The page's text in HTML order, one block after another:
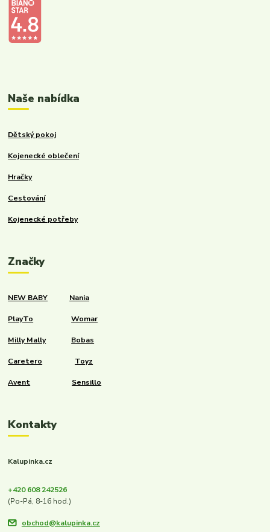
Naše nabídka
Dětský pokoj
Kojenecké oblečení
Hračky
Cestování
Kojenecké potřeby
Značky
NEW BABY Nania
PlayTo Womar
Milly Mally Bobas
Caretero Toyz
Avent Sensillo
Kontakty
Kalupinka.cz
+420 608 242526
(Po-Pá, 8-16 hod.)
obchod@kalupinka.cz